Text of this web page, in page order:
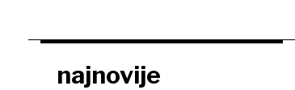
najnovije